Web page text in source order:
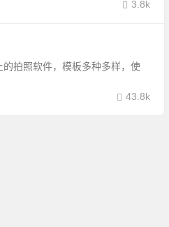
3.8k
的拍照软件，模板多种多样，使
43.8k